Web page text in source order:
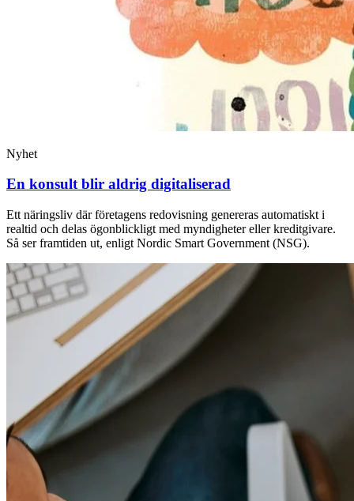
Nyhet
En konsult blir aldrig digitaliserad
Ett näringsliv där företagens redovisning genereras automatiskt i
realtid och delas ögonblickligt med myndigheter eller kreditgivare.
Så ser framtiden ut, enligt Nordic Smart Government (NSG).